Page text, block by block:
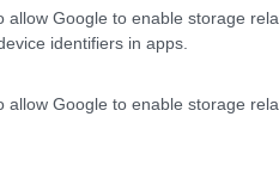
allow Google to enable storage
identifiers in apps.
allow Google to enable storage
all'utilizzo dei motori 2t. solo un